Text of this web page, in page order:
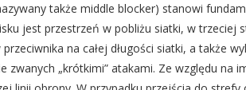
także middle blocker) stanowi
jest przestrzeń w pobliżu siatki, w trzeciej
na całej długości siatki, a także
zwanych „krótkimi” atakami. Ze względu na